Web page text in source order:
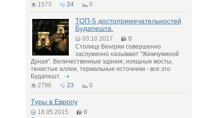
1573
24 0
ТОП-5 достопримечательностей
Будапешта.
03.10.2017
0
Столицу Венгрии совершенно
заслуженно называют "Жемчужиной
Дуная". Величественные здания, изящные мосты,
тенистые аллеи, термальные источники - все это
Будапешт.
2796
23 0
Туры в Европу
18.05.2015
0